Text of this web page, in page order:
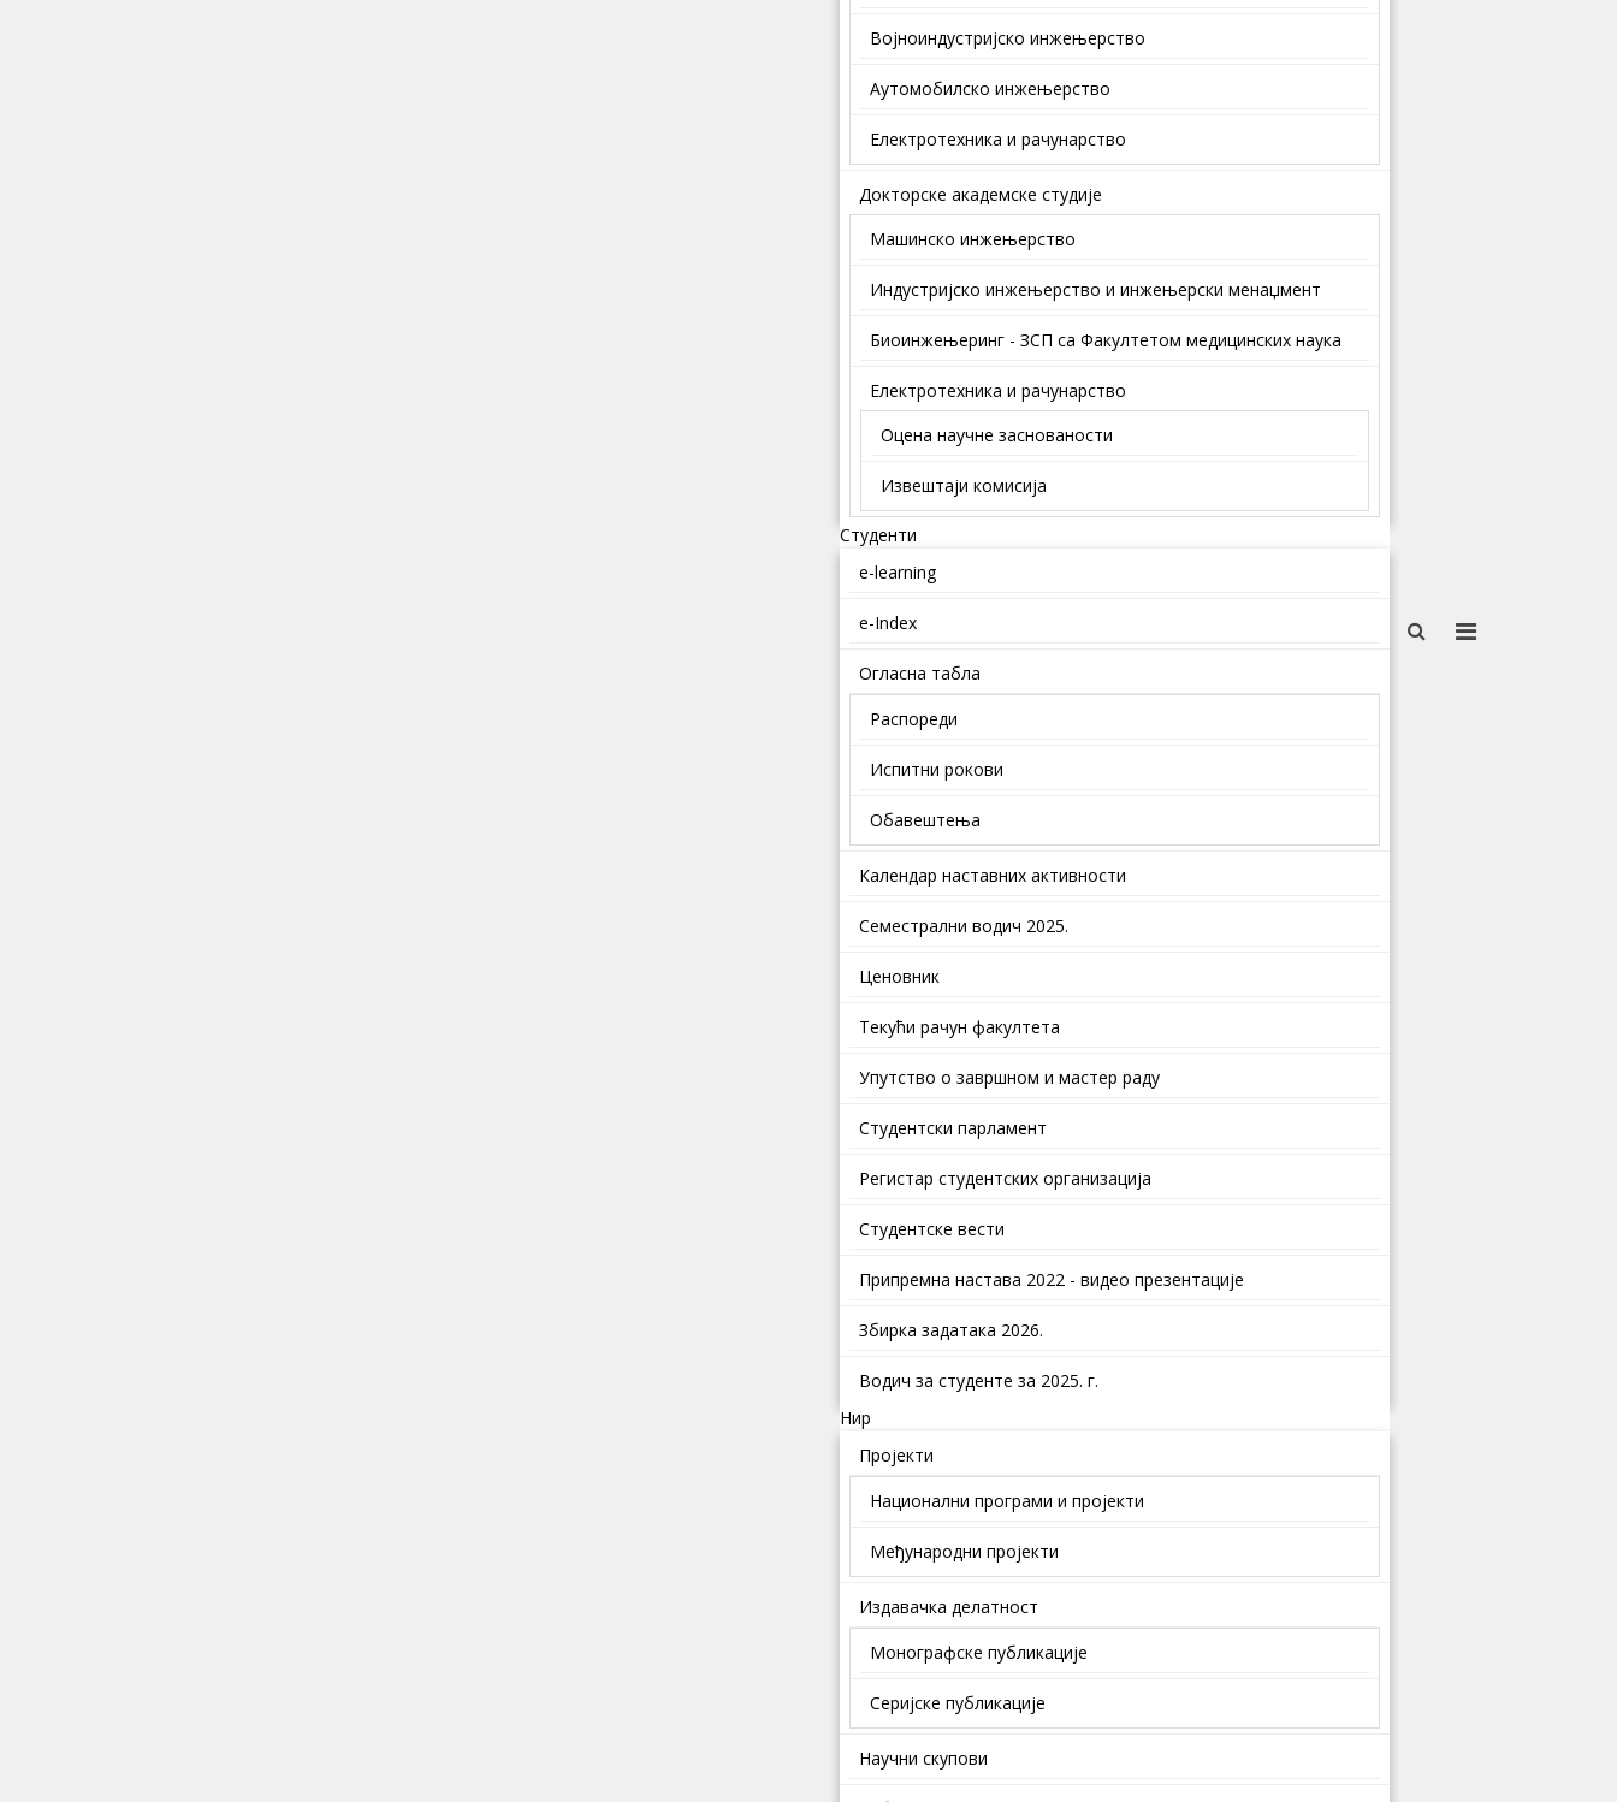
Војноиндустријско инжењерство
Аутомобилско инжењерство
Електротехника и рачунарство
Докторске академске студије
Mашинско инжењерство
Индустријско инжењерство и инжењерски менаџмент
Биоинжењеринг - ЗСП са Факултетом медицинских наука
Електротехника и рачунарство
Оцена научне заснованости
Извештаји комисија
Студенти
e-learning
e-Index
Огласна табла
Распореди
Испитни рокови
Обавештења
Календар наставних активности
Семестрални водич 2025.
Ценовник
Текући рачун факултета
Упутство о завршном и мастер раду
Студентски парламент
Регистар студентских организација
Студентске вести
Припремна настава 2022 - видео презентације
Збирка задатака 2026.
Водич за студенте за 2025. г.
Нир
Пројекти
Национални програми и пројекти
Међународни пројекти
Издавачка делатност
Монографске публикације
Серијске публикације
Научни скупови